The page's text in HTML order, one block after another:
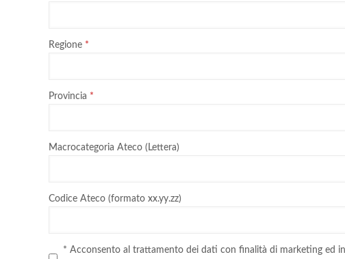
Regione
Provincia
Macrocategoria Ateco (Lettera)
Codice Ateco (formato xx.yy.zz)
* Acconsento al trattamento dei dati con finalità di marketing ed